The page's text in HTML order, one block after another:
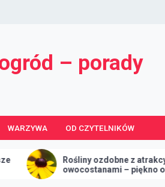
– porady
WARZYWA OD CZYTELNIKÓW
Rośliny ozdobne z atrakcyjnymi
owocostanami – piękno ogrodu przez